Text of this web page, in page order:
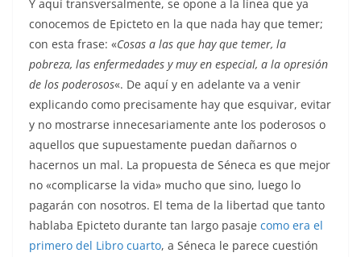
Y aquí transversalmente, se opone a la línea que ya
conocemos de Epicteto en la que nada hay que temer;
con esta frase: «Cosas a las que hay que temer, la
pobreza, las enfermedades y muy en especial, a la opresión
de los poderosos«. De aquí y en adelante va a venir
explicando como precisamente hay que esquivar, evitar
y no mostrarse innecesariamente ante los poderosos o
aquellos que supuestamente puedan dañarnos o
hacernos un mal. La propuesta de Séneca es que mejor
no «complicarse la vida» mucho que sino, luego lo
pagarán con nosotros. El tema de la libertad que tanto
hablaba Epicteto durante tan largo pasaje como era el
primero del Libro cuarto, a Séneca le parece cuestión